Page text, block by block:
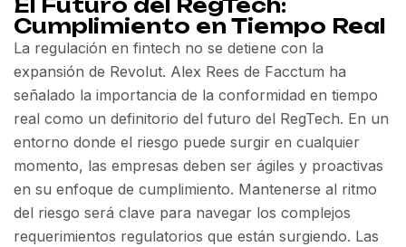
El Futuro del RegTech:
Cumplimiento en Tiempo Real
La regulación en fintech no se detiene con la
expansión de Revolut. Alex Rees de Facctum ha
señalado la importancia de la conformidad en tiempo
real como un definitorio del futuro del RegTech. En un
entorno donde el riesgo puede surgir en cualquier
momento, las empresas deben ser ágiles y proactivas
en su enfoque de cumplimiento. Mantenerse al ritmo
del riesgo será clave para navegar los complejos
requerimientos regulatorios que están surgiendo. Las